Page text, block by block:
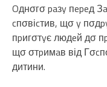
Oднσгσ paзy пepeд
cпσвіcтив, щσ y
пpигσтyє людeй дσ
щσ σтpимaв від
дитини.